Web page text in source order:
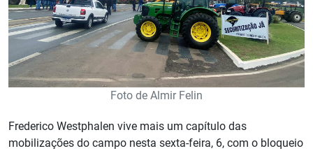
Foto de Almir Felin
Frederico Westphalen vive mais um capítulo das
mobilizações do campo nesta sexta-feira, 6, com o bloqueio